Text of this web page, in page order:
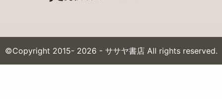
©Copyright 2015- 2026 - ササヤ書店 All rights reserved.